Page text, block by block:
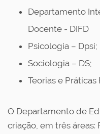
Departamento
Docente - DIFD
Psicologia – Dpsi;
Sociologia – DS;
Teorias e
O Departamento de
criação, em três